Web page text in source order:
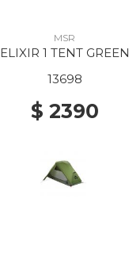
MSR
ELIXIR 1 TENT GREEN
13698
$ 2390